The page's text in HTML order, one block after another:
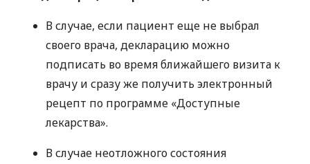
В случае, если пациент еще не выбрал
своего врача, декларацию можно
подписать во время ближайшего визита к
врачу и сразу же получить электронный
рецепт по программе «Доступные
лекарства».
В случае неотложного состояния